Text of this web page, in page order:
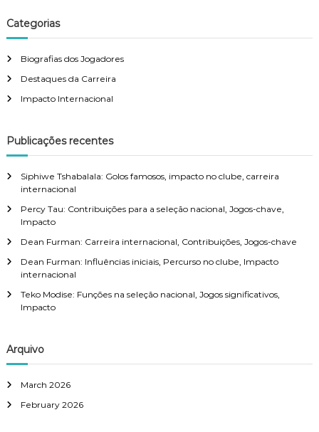
v
i
g
t
i
o
n
r
c
f
o
r
Categorias
Biografias dos Jogadores
Destaques da Carreira
Impacto Internacional
Publicações recentes
Siphiwe Tshabalala: Golos famosos, impacto no clube, carreira
internacional
Percy Tau: Contribuições para a seleção nacional, Jogos-chave,
Impacto
Dean Furman: Carreira internacional, Contribuições, Jogos-chave
Dean Furman: Influências iniciais, Percurso no clube, Impacto
internacional
Teko Modise: Funções na seleção nacional, Jogos significativos,
Impacto
Arquivo
March 2026
February 2026